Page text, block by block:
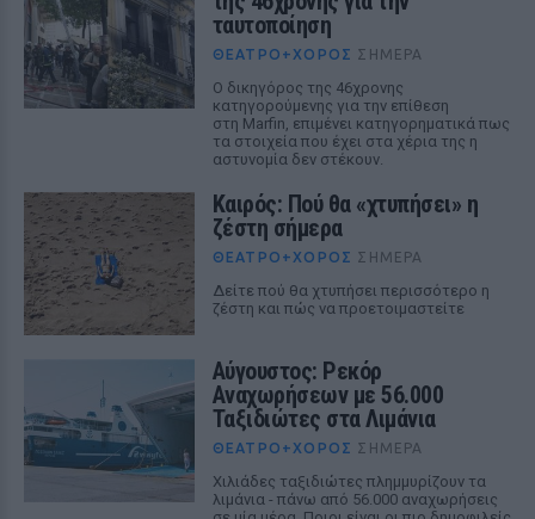
ταυτοποίηση
ΘΈΑΤΡΟ+ΧΟΡΌΣ ΣΉΜΕΡΑ
Ο δικηγόρος της 46χρονης
κατηγορούμενης για την επίθεση
στη Marfin, επιμένει κατηγορηματικά πως
τα στοιχεία που έχει στα χέρια της η
αστυνομία δεν στέκουν.
Καιρός: Πού θα «χτυπήσει» η
ζέστη σήμερα
ΘΈΑΤΡΟ+ΧΟΡΌΣ ΣΉΜΕΡΑ
Δείτε πού θα χτυπήσει περισσότερο η
ζέστη και πώς να προετοιμαστείτε
Αύγουστος: Ρεκόρ
Αναχωρήσεων με 56.000
Ταξιδιώτες στα Λιμάνια
ΘΈΑΤΡΟ+ΧΟΡΌΣ ΣΉΜΕΡΑ
Χιλιάδες ταξιδιώτες πλημμυρίζουν τα
λιμάνια - πάνω από 56.000 αναχωρήσεις